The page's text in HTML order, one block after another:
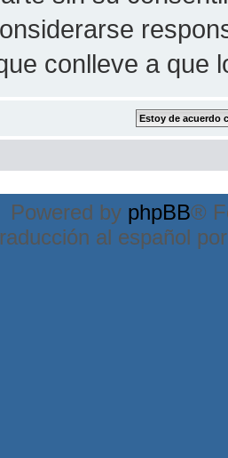
conlleve a que
Powered by phpBB®
al español